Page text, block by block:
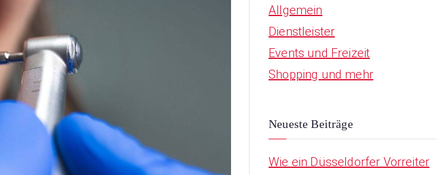
Allgemein
Dienstleister
Events und Freizeit
Shopping und mehr
Neueste Beiträge
Wie ein Düsseldorfer Vorreiter